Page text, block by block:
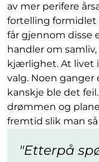
av mer perifere
fortelling
får gjennom disse
handler om
kjærlighet. At livet
valg. Noen ganger
kanskje ble det
drømmen og
fremtid slik man så
Etterpå